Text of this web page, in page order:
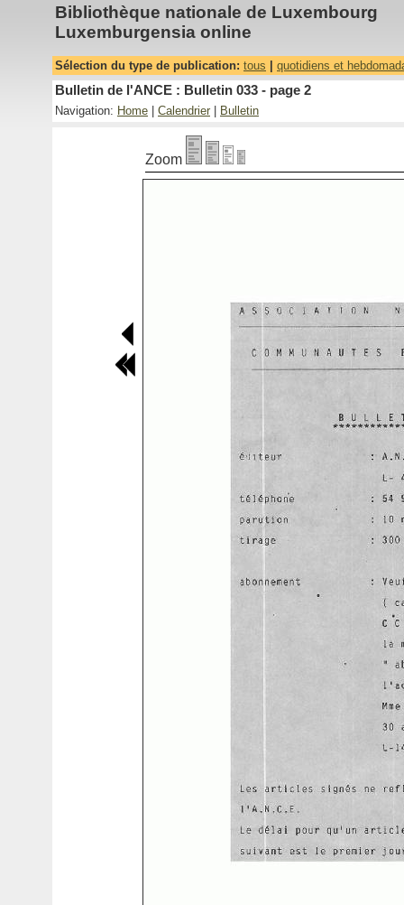
Bibliothèque nationale de Luxembourg
Luxemburgensia online
Sélection du type de publication: tous quotidiens et
Bulletin de l'ANCE : Bulletin 033 - page 2
Navigation: Home Calendrier Bulletin
Zoom